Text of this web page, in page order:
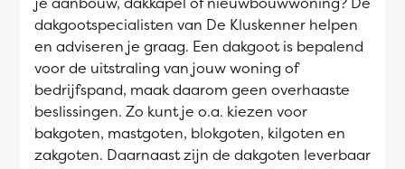
dakgootspecialisten van De Kluskenner helpen
en adviseren je graag. Een dakgoot is bepalend
voor de uitstraling van jouw woning of
bedrijfspand, maak daarom geen overhaaste
beslissingen. Zo kunt je o.a. kiezen voor
bakgoten, mastgoten, blokgoten, kilgoten en
zakgoten. Daarnaast zijn de dakgoten leverbaar